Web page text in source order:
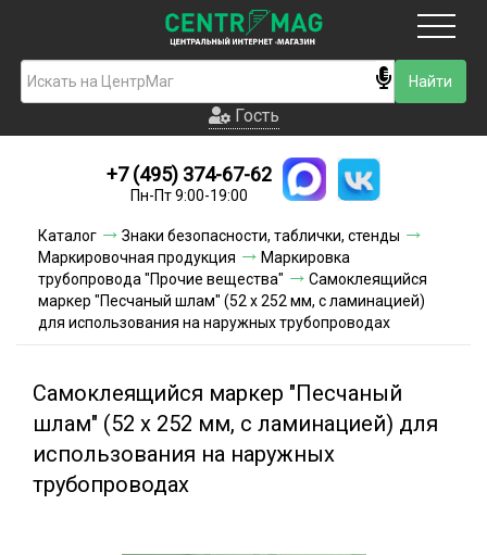
Гость
Новинки
Условия доставки
Условия оплаты
Контакты
Гость
+7 (495) 374-67-62
Пн-Пт 9:00-19:00
Каталог
Знаки безопасности, таблички, стенды
Маркировочная продукция
Маркировка
трубопровода "Прочие вещества"
Самоклеящийся
маркер "Песчаный шлам" (52 х 252 мм, с ламинацией)
для использования на наружных трубопроводах
Самоклеящийся маркер "Песчаный
шлам" (52 х 252 мм, с ламинацией) для
использования на наружных
трубопроводах